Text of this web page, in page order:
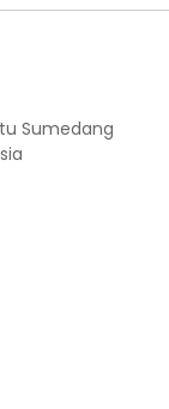
Sumedang